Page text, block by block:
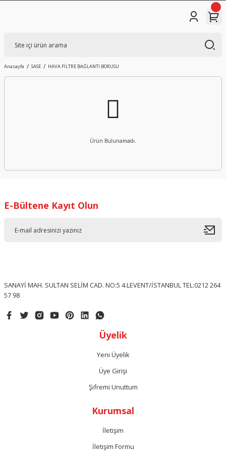
Anasayfa SASE HAVA FİLTRE BAĞLANTI BORUSU
Ürün Bulunamadı.
E-Bültene Kayıt Olun
SANAYİ MAH. SULTAN SELİM CAD. NO:5 4.LEVENT/İSTANBUL TEL:0212 264
57 98
Üyelik
Yeni Üyelik
Üye Girişi
Şifremi Unuttum
Kurumsal
İletişim
İletişim Formu